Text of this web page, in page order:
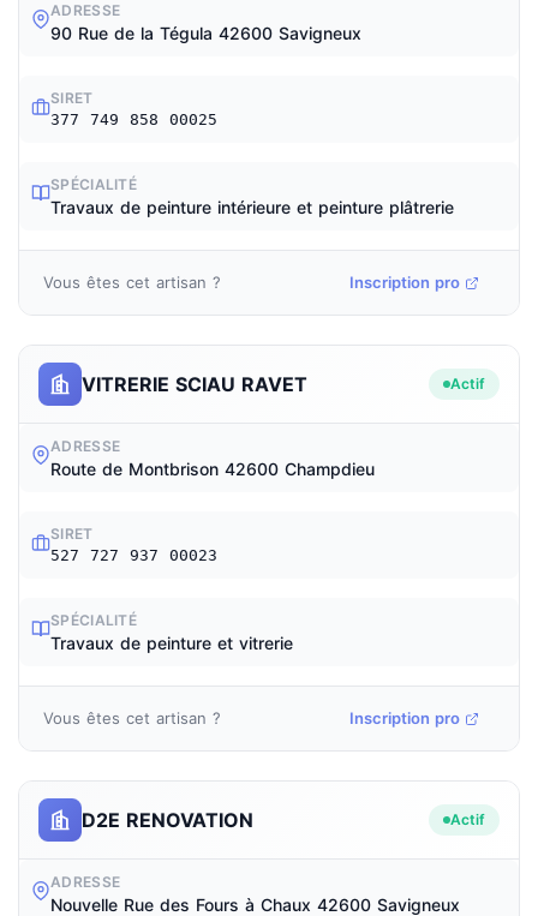
ADRESSE
90 Rue de la Tégula 42600 Savigneux
SIRET
377 749 858 00025
SPÉCIALITÉ
Travaux de peinture intérieure et peinture plâtrerie
Vous êtes cet artisan ? Inscription pro
VITRERIE SCIAU RAVET Actif
ADRESSE
Route de Montbrison 42600 Champdieu
SIRET
527 727 937 00023
SPÉCIALITÉ
Travaux de peinture et vitrerie
Vous êtes cet artisan ? Inscription pro
D2E RENOVATION Actif
ADRESSE
Nouvelle Rue des Fours à Chaux 42600 Savigneux